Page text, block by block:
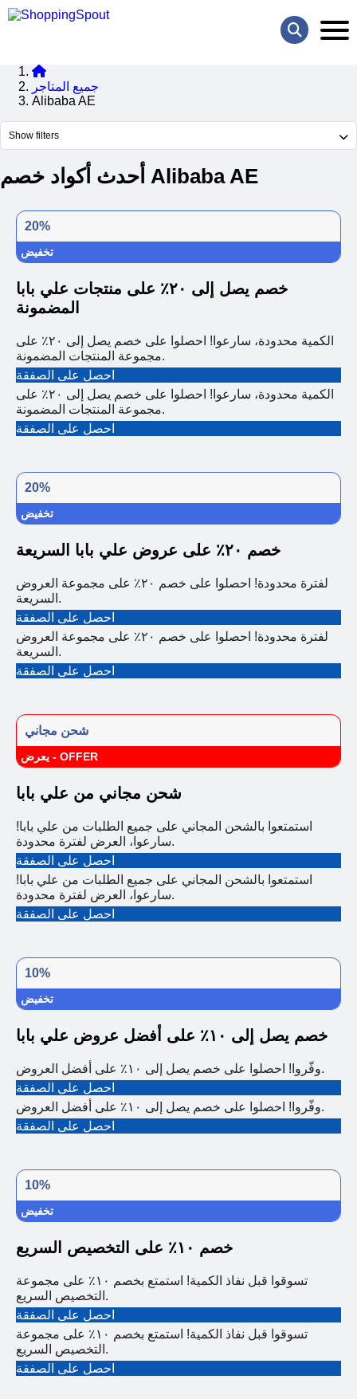
جميع المتاجر
Alibaba AE
Show filters
أحدث أكواد خصم Alibaba AE
20%
تخفيض
خصم يصل إلى ٢٠٪ على منتجات علي بابا
المضمونة
الكمية محدودة، سارعوا! احصلوا على خصم يصل إلى ٢٠٪ على
مجموعة المنتجات المضمونة.
احصل على الصفقة
الكمية محدودة، سارعوا! احصلوا على خصم يصل إلى ٢٠٪ على
مجموعة المنتجات المضمونة.
احصل على الصفقة
20%
تخفيض
خصم ٢٠٪ على عروض علي بابا السريعة
لفترة محدودة! احصلوا على خصم ٢٠٪ على مجموعة العروض
السريعة.
احصل على الصفقة
لفترة محدودة! احصلوا على خصم ٢٠٪ على مجموعة العروض
السريعة.
احصل على الصفقة
شحن مجاني
يعرض - OFFER
شحن مجاني من علي بابا
استمتعوا بالشحن المجاني على جميع الطلبات من علي بابا!
سارعوا، العرض لفترة محدودة.
احصل على الصفقة
استمتعوا بالشحن المجاني على جميع الطلبات من علي بابا!
سارعوا، العرض لفترة محدودة.
احصل على الصفقة
10%
تخفيض
خصم يصل إلى ١٠٪ على أفضل عروض علي بابا
وفّروا! احصلوا على خصم يصل إلى ١٠٪ على أفضل العروض.
احصل على الصفقة
وفّروا! احصلوا على خصم يصل إلى ١٠٪ على أفضل العروض.
احصل على الصفقة
10%
تخفيض
خصم ١٠٪ على التخصيص السريع
تسوقوا قبل نفاذ الكمية! استمتع بخصم ١٠٪ على مجموعة
التخصيص السريع.
احصل على الصفقة
تسوقوا قبل نفاذ الكمية! استمتع بخصم ١٠٪ على مجموعة
التخصيص السريع.
احصل على الصفقة